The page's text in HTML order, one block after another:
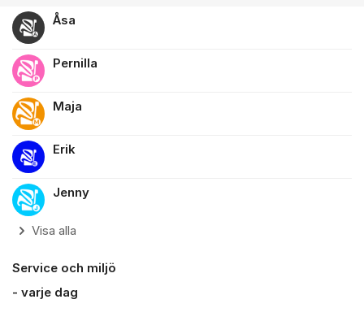
Åsa
Pernilla
Maja
Erik
Jenny
Visa alla
Service och miljö
- varje dag